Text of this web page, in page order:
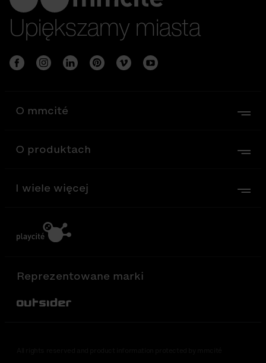
Upiększamy miasta
O mmcité
O produktach
I wiele więcej
Reprezentowane marki
Out-Sider